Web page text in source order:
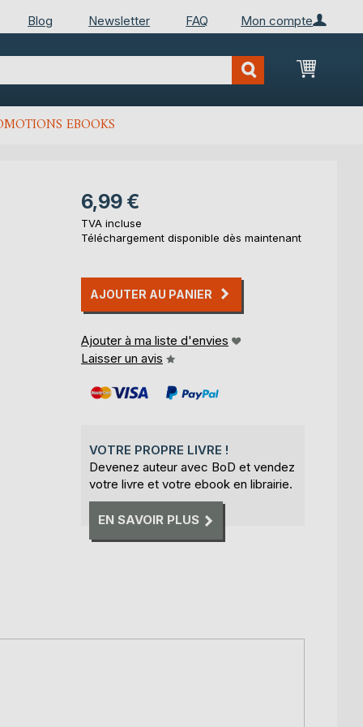
Mon compte
Blog Newsletter FAQ
Mon
EBOOKS
6,99 €
TVA incluse
Téléchargement disponible dès maintenant
AJOUTER AU PANIER
Ajouter à ma liste d'envies
Laisser un avis
VOTRE PROPRE LIVRE !
Devenez auteur avec BoD et vendez
votre livre et votre ebook en librairie.
EN SAVOIR PLUS